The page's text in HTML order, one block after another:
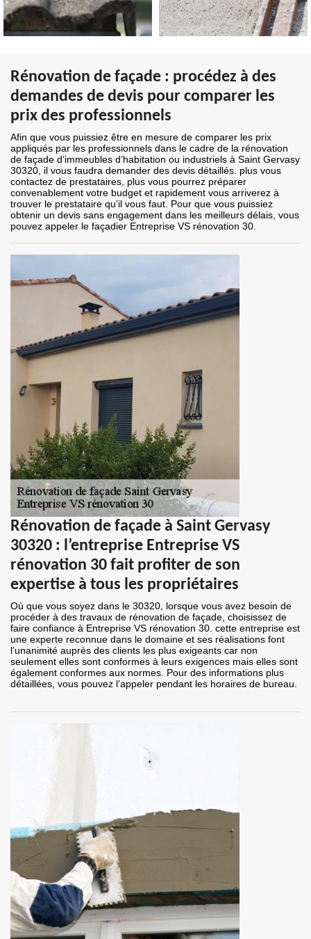
Rénovation de façade : procédez à des
demandes de devis pour comparer les
prix des professionnels
Afin que vous puissiez être en mesure de comparer les prix
appliqués par les professionnels dans le cadre de la rénovation
de façade d’immeubles d’habitation ou industriels à Saint Gervasy
30320, il vous faudra demander des devis détaillés. plus vous
contactez de prestataires, plus vous pourrez préparer
convenablement votre budget et rapidement vous arriverez à
trouver le prestataire qu’il vous faut. Pour que vous puissiez
obtenir un devis sans engagement dans les meilleurs délais, vous
pouvez appeler le façadier Entreprise VS rénovation 30.
Rénovation de façade à Saint Gervasy
30320 : l’entreprise Entreprise VS
rénovation 30 fait profiter de son
expertise à tous les propriétaires
Où que vous soyez dans le 30320, lorsque vous avez besoin de
procéder à des travaux de rénovation de façade, choisissez de
faire confiance à Entreprise VS rénovation 30. cette entreprise est
une experte reconnue dans le domaine et ses réalisations font
l’unanimité auprès des clients les plus exigeants car non
seulement elles sont conformes à leurs exigences mais elles sont
également conformes aux normes. Pour des informations plus
détaillées, vous pouvez l’appeler pendant les horaires de bureau.